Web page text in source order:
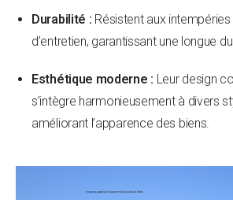
Durabilité : Résistent aux
d’entretien, garantissant une longue
Esthétique moderne : Leur design
s’intègre harmonieusement à divers
améliorant l’apparence des biens.